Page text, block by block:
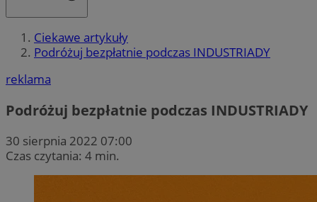
Ciekawe artykuły
Podróżuj bezpłatnie podczas INDUSTRIADY
reklama
Podróżuj bezpłatnie podczas INDUSTRIADY
30 sierpnia 2022 07:00
Czas czytania: 4 min.